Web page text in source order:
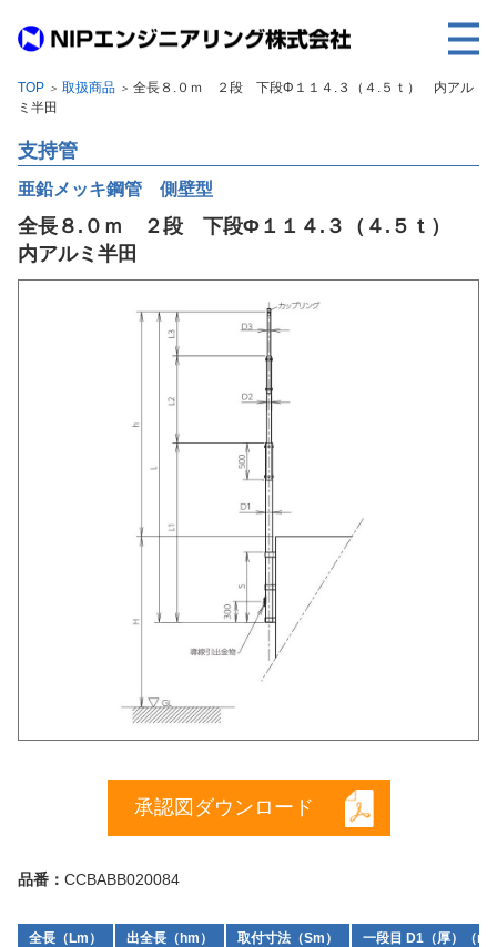
TOP
事業内容
取扱製品
各種実績
会社案内
建設サイト・シリーズの 個人データの共同利用について
TOP ＞ 取扱商品 ＞ 全長８.０ｍ ２段 下段Φ１１４.３（４.５ｔ） 内アル
ミ半田
支持管
亜鉛メッキ鋼管 側壁型
全長８.０ｍ ２段 下段Φ１１４.３（４.５ｔ）
内アルミ半田
承認図ダウンロード
品番： CCBABB020084
全長（Lm） 出全長（hm） 取付寸法（Sm）
一段目 D1（厚）（